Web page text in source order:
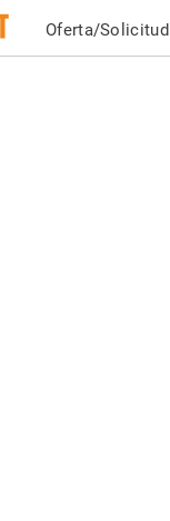
Oferta/Solicitud